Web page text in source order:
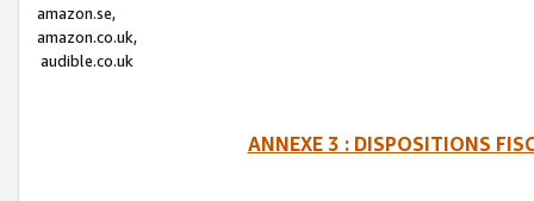
amazon.se,
amazon.co.uk,
audible.co.uk
ANNEXE 3 : DISPOSITIONS